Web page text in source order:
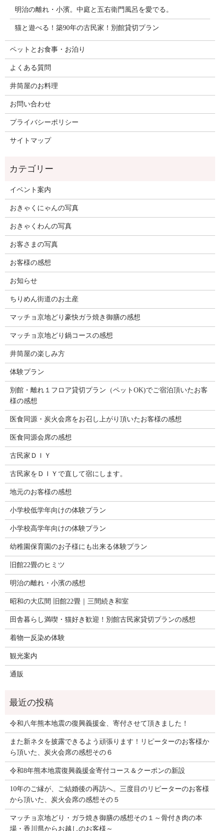
明治の離れ・小濱。中庭と五右衛門風呂を愛でる。
猫と遊べる！築90年の古民家！別館貸切プラン
ペットとお食事・お泊り
よくある質問
井筒屋のお料理
お問い合わせ
プライバシーポリシー
サイトマップ
イベント案内
おきゃくにゃんの写真
おきゃくわんの写真
お客さまの写真
お客様の感想
お知らせ
ちりめん街道のお土産
マッチョ京地どり豪快ガラ焼き御膳の感想
マッチョ京地どり鍋コースの感想
井筒屋の楽しみ方
体験プラン
別館・離れ１フロア貸切プラン（ペットOK)でご宿泊頂いたお客
様の感想
医食同源・炭火会席をお召し上がり頂いたお客様の感想
医食同源会席の感想
古民家ＤＩＹ
古民家をＤＩＹで直して宿にします。
地元のお客様の感想
小学校低学年向けの体験プラン
小学校高学年向けの体験プラン
幼稚園保育園のお子様にも出来る体験プラン
旧館22畳のヒミツ
明治の離れ・小濱の感想
昭和の大広間 旧館22畳｜三間続き和室
田舎暮らし満喫・猫好き歓迎！別館古民家貸切プランの感想
着物一反染め体験
観光案内
通販
令和八年熊本地震の復興義援金、寄付させて頂きました！
また新ネタを披露できるよう頑張ります！リピーターのお客様か
ら頂いた、炭火会席の感想その６
令和8年熊本地震復興義援金寄付コース＆クーポンの新設
10年のご縁が、ご結婚後の再訪へ。三度目のリピーターのお客様
から頂いた、炭火会席の感想その５
マッチョ京地どり・ガラ焼き御膳の感想その１～骨付き肉の本
場・香川県からお越しのお客様～